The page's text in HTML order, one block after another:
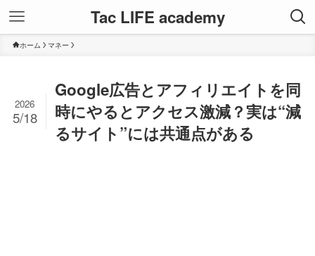
Tac LIFE academy
ホーム マネー
Google広告とアフィリエイトを同
時にやるとアクセス激減？実は“減
るサイト”には共通点がある
2026
5/18